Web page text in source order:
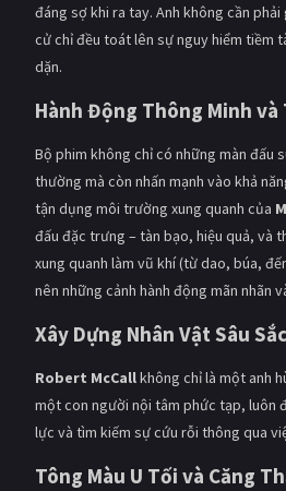
đáng sợ khi ra tay. Anh không cần
cử chỉ đều toát lên sự nguy hiểm tiềm
dặn.
Hành Động Thông Minh và
Bộ phim không chỉ có những màn đấu
thường mà còn nhấn mạnh vào khả
tận dụng môi trường xung quanh của
đấu đặc trưng – tàn bạo, hiệu quả, và
xung quanh làm vũ khí (từ dao, búa,
nên những cảnh hành động mãn nhãn
Xây Dựng Nhân Vật Sâu Sắc
Robert McCallkhông chỉ là một anh
một con người nội tâm phức tạp, luôn
lực và tìm kiếm sự cứu rỗi thông qua
Tông Màu U Tối và Căng